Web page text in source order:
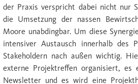
der Praxis verspricht dabei nicht nur
die Umsetzung der nassen
Moore unabdingbar. Um diese
intensiver Austausch innerhalb des
Stakeholdern nach außen wichtig.
externe Projektreffen organisiert, es
Newsletter und es wird eine